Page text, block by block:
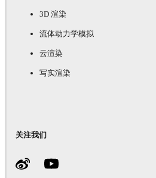
3D 渲染
流体动力学模拟
云渲染
写实渲染
关注我们